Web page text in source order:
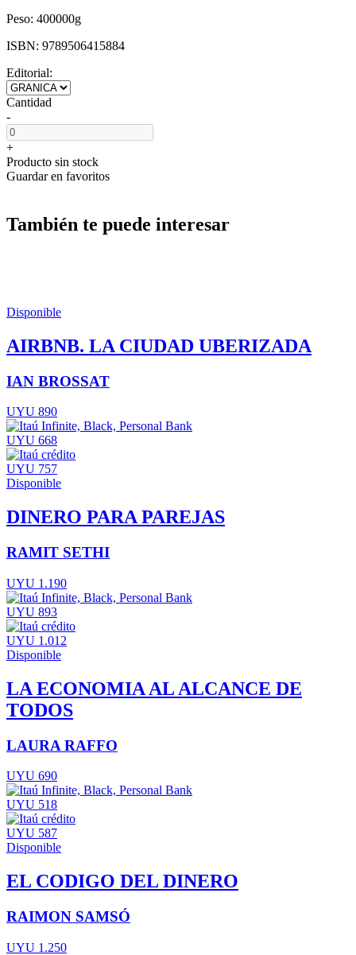
Peso: 400000g
ISBN: 9789506415884
Editorial:
Cantidad
-
+
Producto sin stock
Guardar en favoritos
También te puede interesar
Disponible
AIRBNB. LA CIUDAD UBERIZADA
IAN BROSSAT
UYU 890
UYU 668
UYU 757
Disponible
DINERO PARA PAREJAS
RAMIT SETHI
UYU 1.190
UYU 893
UYU 1.012
Disponible
LA ECONOMIA AL ALCANCE DE
TODOS
LAURA RAFFO
UYU 690
UYU 518
UYU 587
Disponible
EL CODIGO DEL DINERO
RAIMON SAMSÓ
UYU 1.250